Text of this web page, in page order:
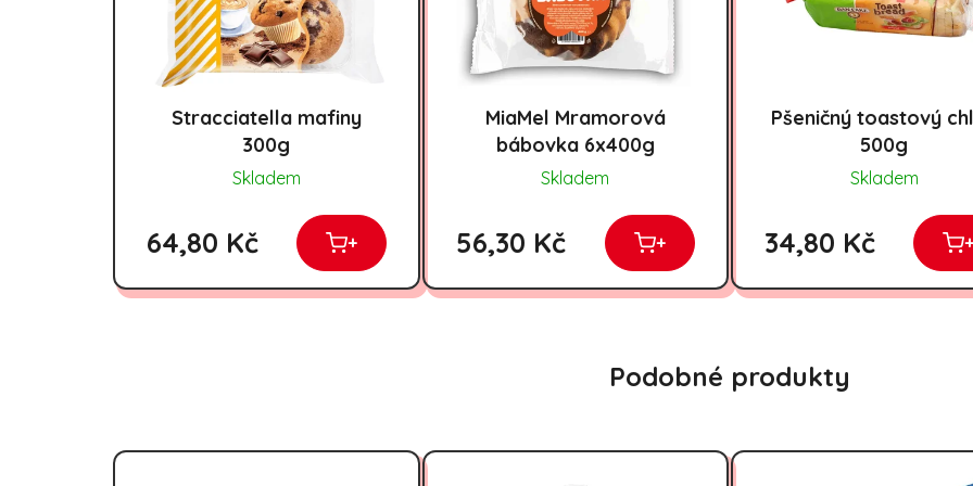
Stracciatella mafiny
300g
Skladem
64,80 Kč +
MiaMel Mramorová
bábovka 6x400g
Skladem
56,30 Kč +
Pšeničný toastový
500g
Skladem
34,80 Kč +
Podobné produkty